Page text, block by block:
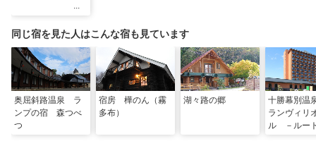
同じ宿を見た人はこんな宿も見ています
奥屈斜路温泉 ラ
ンプの宿 森つべ
つ
宿房 樺のん（霧
多布）
湖々路の郷
十勝幕別
ランヴィリ
ル －ルー